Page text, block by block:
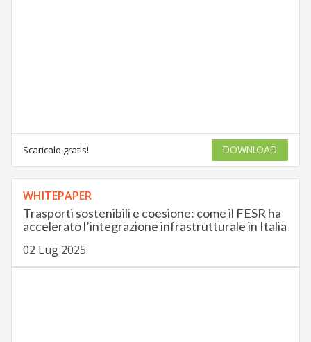
Scaricalo gratis! DOWNLOAD
WHITEPAPER
Trasporti sostenibili e coesione: come il FESR ha
accelerato l’integrazione infrastrutturale in Italia
02 Lug 2025